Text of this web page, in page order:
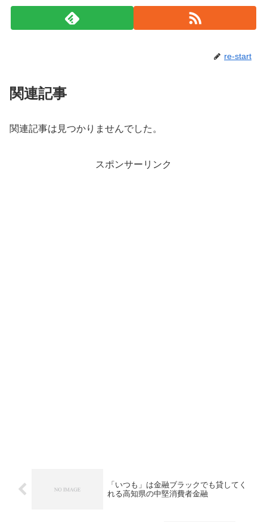
re-start
関連記事
関連記事は見つかりませんでした。
スポンサーリンク
「いつも」は金融ブラックでも貸してく
れる高知県の中堅消費者金融